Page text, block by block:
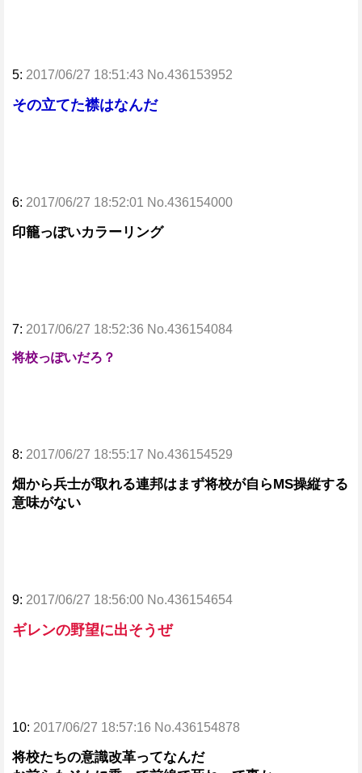
5: 2017/06/27 18:51:43 No.436153952
その立てた襟はなんだ
6: 2017/06/27 18:52:01 No.436154000
印籠っぽいカラーリング
7: 2017/06/27 18:52:36 No.436154084
将校っぽいだろ？
8: 2017/06/27 18:55:17 No.436154529
畑から兵士が取れる連邦はまず将校が自らMS操縦する
意味がない
9: 2017/06/27 18:56:00 No.436154654
ギレンの野望に出そうぜ
10: 2017/06/27 18:57:16 No.436154878
将校たちの意識改革ってなんだ